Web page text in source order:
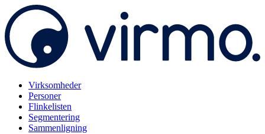
Virksomheder
Personer
Flinkelisten
Segmentering
Sammenligning